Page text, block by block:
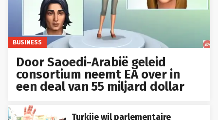
BUSINESS
Door Saoedi-Arabië geleid
consortium neemt EA over in
een deal van 55 miljard dollar
Turkije wil parlementaire